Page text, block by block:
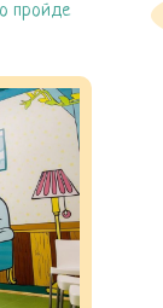
пройде